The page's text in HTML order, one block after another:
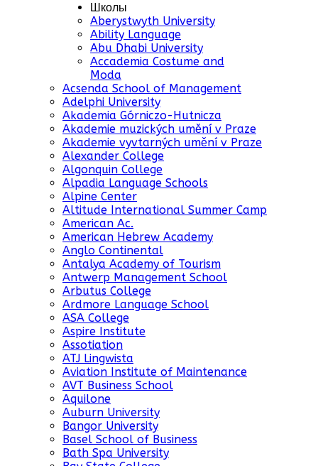
Школы
Aberystwyth University
Ability Language
Abu Dhabi University
Accademia Costume and
Moda
Acsenda School of Management
Adelphi University
Akademia Górniczo-Hutnicza
Akademie muzických umění v Praze
Akademie vyvtarných umění v Praze
Alexander College
Algonquin College
Alpadia Language Schools
Alpine Center
Altitude International Summer Camp
American Ac.
American Hebrew Academy
Anglo Continental
Antalya Academy of Tourism
Antwerp Management School
Arbutus College
Ardmore Language School
ASA College
Aspire Institute
Assotiation
ATJ Lingwista
Aviation Institute of Maintenance
AVT Business School
Aquilone
Auburn University
Bangor University
Basel School of Business
Bath Spa University